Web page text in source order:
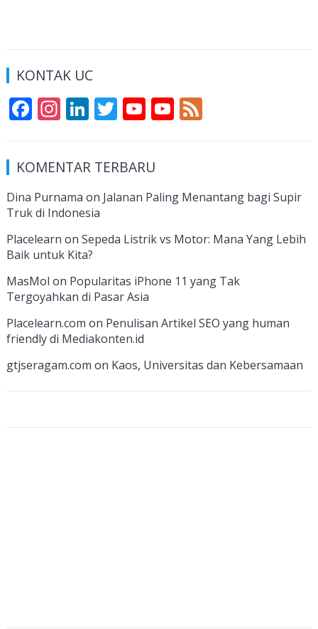
KONTAK UC
F
e
b
o
o
k
In
a
gr
a
m
Li
k
e
dI
n
T
itt
er
Y
u
T
u
e
Y
u
e
h
a
n
n
F
KOMENTAR TERBARU
Dina Purnama on Jalanan Paling Menantang bagi Supir
Truk di Indonesia
Placelearn on Sepeda Listrik vs Motor: Mana Yang Lebih
Baik untuk Kita?
MasMol on Popularitas iPhone 11 yang Tak
Tergoyahkan di Pasar Asia
Placelearn.com on Penulisan Artikel SEO yang human
friendly di Mediakonten.id
gtjseragam.com on Kaos, Universitas dan Kebersamaan